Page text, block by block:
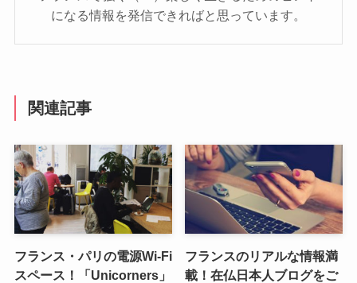
になる情報を発信できればと思っています。
関連記事
フランス・パリの電源Wi-Fi
スペース！「Unicorners」
フランスのリアルな情報満
載！在仏日本人ブログをご